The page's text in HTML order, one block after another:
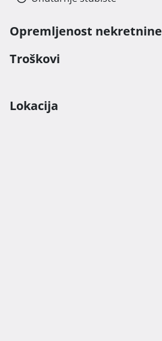
Opremljenost nekretnine
Troškovi
Lokacija